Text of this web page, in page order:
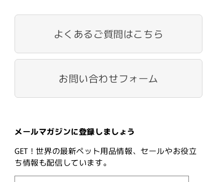
メールマガジンに登録しましょう
GET！世界の最新ペット用品情報、セールやお役立
ち情報も配信しています。
よくあるご質問はこちら
お問い合わせフォーム